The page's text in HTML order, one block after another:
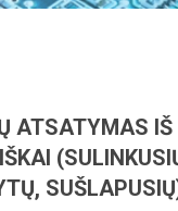
ATSATYMAS IŠ